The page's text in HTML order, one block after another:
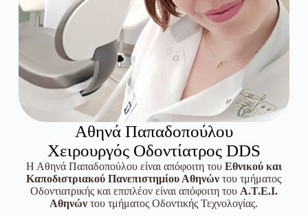
Αθηνά Παπαδοπούλου
Χειρουργός Οδοντίατρος DDS
Η Αθηνά Παπαδοπούλου είναι απόφοιτη του Εθνικού και
Καποδιστριακού Πανεπιστημίου Αθηνών του τμήματος
Οδοντιατρικής και επιπλέον είναι απόφοιτη του Α.Τ.Ε.Ι.
Αθηνών του τμήματος Οδοντικής Τεχνολογίας.